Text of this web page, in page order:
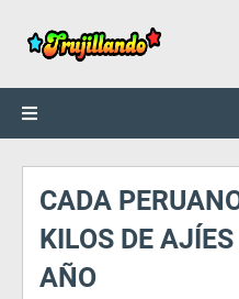
CADA
KILOS DE
AÑO